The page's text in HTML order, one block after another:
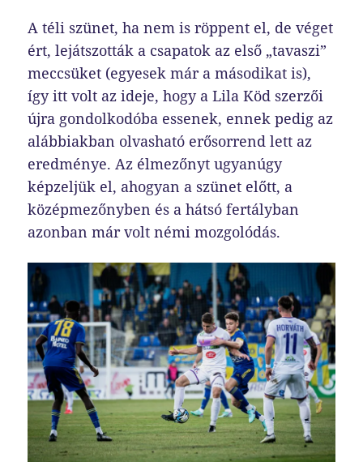
A téli szünet, ha nem is röppent el, de véget
ért, lejátszották a csapatok az első „tavaszi”
meccsüket (egyesek már a másodikat is),
így itt volt az ideje, hogy a Lila Köd szerzői
újra gondolkodóba essenek, ennek pedig az
alábbiakban olvasható erősorrend lett az
eredménye. Az élmezőnyt ugyanúgy
képzeljük el, ahogyan a szünet előtt, a
középmezőnyben és a hátsó fertályban
azonban már volt némi mozgolódás.